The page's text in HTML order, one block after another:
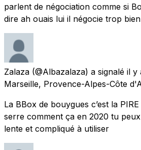
parlent de négociation comme si
dire ah ouais lui il négocie trop
Zalaza (@Albazalaza) a signalé il y
Marseille, Provence-Alpes-Côte
La BBox de bouygues c’est la
serre comment ça en 2020 tu
lente et compliqué à utiliser